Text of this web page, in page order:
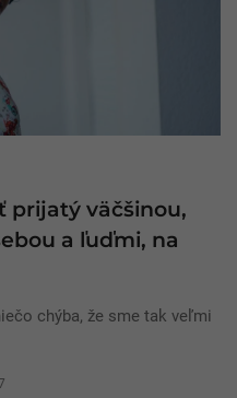
prijatý väčšinou,
a ľuďmi, na
chýba, že sme tak veľmi